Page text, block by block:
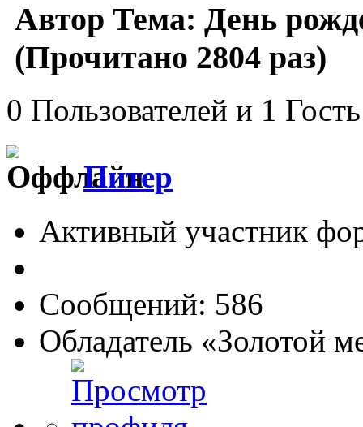
Автор Тема: День
(Прочитано 2804 раз)
0 Пользователей и 1
Питер
Активный участник
Сообщений: 586
Обладатель «Золотой